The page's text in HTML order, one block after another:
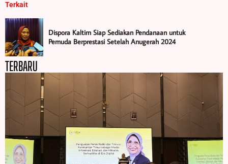
Dispora Kaltim Siap Sediakan Pendanaan untuk
Pemuda Berprestasi Setelah Anugerah 2024
TERBARU